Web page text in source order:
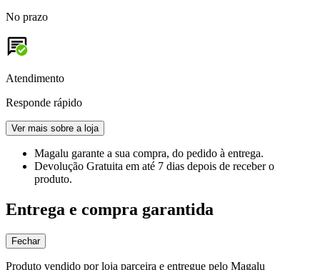
No prazo
Atendimento
Responde rápido
Ver mais sobre a loja
Magalu garante a sua compra, do pedido à entrega.
Devolução Gratuita em até 7 dias depois de receber o
produto.
Entrega e compra garantida
Fechar
Produto vendido por loja parceira e entregue pelo Magalu